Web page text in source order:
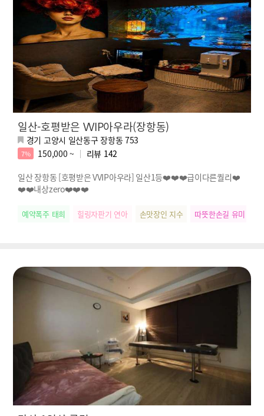
일산-호평받은 VVIP아우라(장항동)
경기 고양시 일산동구 장항동 753
7% 150,000 ~ 리뷰 142
일산 장항동 [호평받은 VVIP아우라] 일산1등❤️❤️❤️급이다른퀄리❤️
❤️❤️내상zero❤️❤️❤️
예약폭주 태희 힐링자판기 연아 손맛장인 지수 따뜻한손길 유미